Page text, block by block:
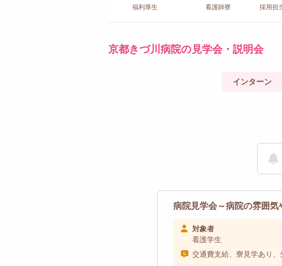
福利厚生 看護師寮 採用担
京都きづ川病院の見学会・説明会
インターン
病院見学会～病院の雰囲
対象者
看護学生
交通費支給、寮見学あり